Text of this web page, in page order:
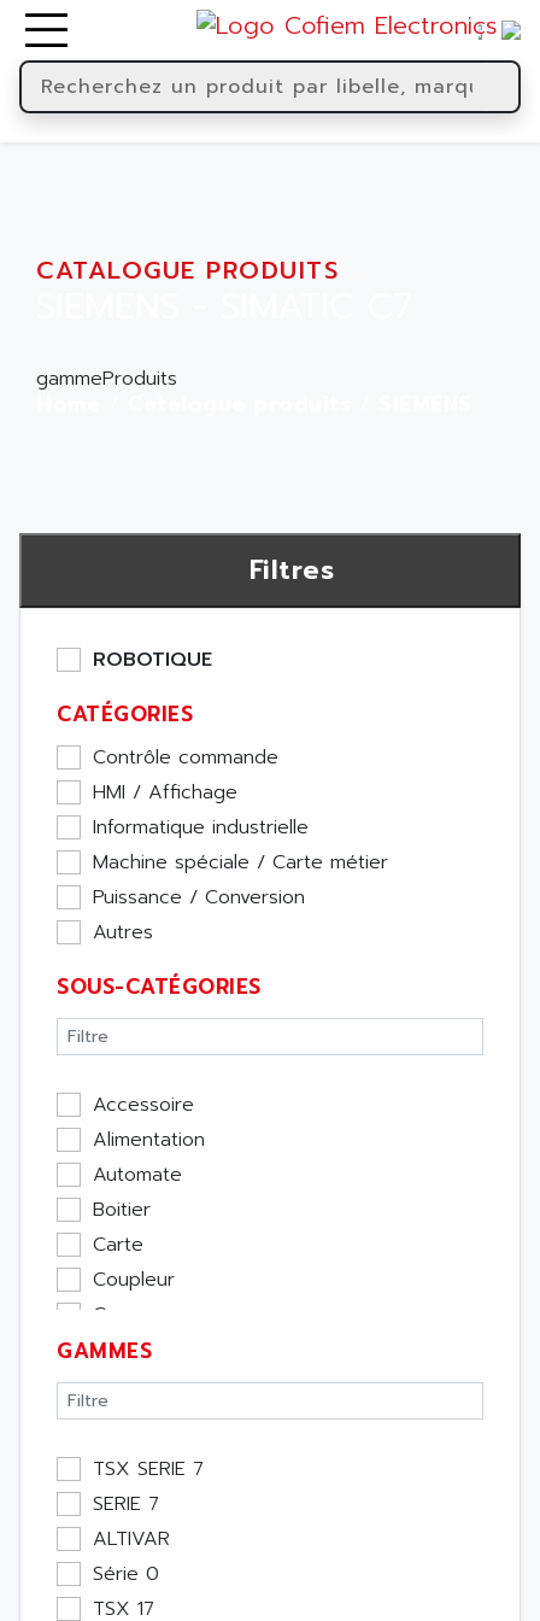
CATALOGUE PRODUITS
gammeProduits
Filtres
ROBOTIQUE
CATÉGORIES
Contrôle commande
HMI / Affichage
Informatique industrielle
Machine spéciale / Carte métier
Puissance / Conversion
Autres
SOUS-CATÉGORIES
Accessoire
Alimentation
Automate
Boitier
Carte
Coupleur
Cpu
Ecran
Entrée / Sortie
Memoire
Module Métier
Moteur
Pupitre Opérateur
Rack
Etude
GAMMES
TSX SERIE 7
SERIE 7
ALTIVAR
Série 0
TSX 17